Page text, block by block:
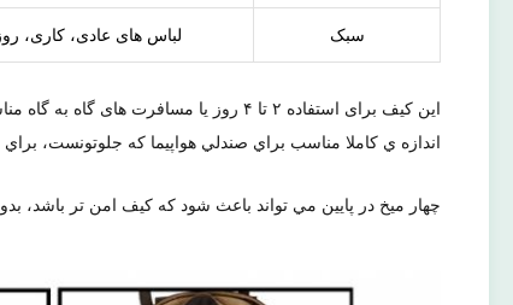
سبک لباس های عادی، کاری،
این کیف برای استفاده ۲ تا ۴ روز یا مسافرت های گاه به گاه مناسب است، طراحی منحصر به فرد آن را قادر می سازد تا به راحتی روی چمدان قرار گیرد.
اندازه ي کاملا مناسب براي صندلي هواپيما که جلوتونست،
چهار ميخ در پايين مي تواند باعث شود که کيف امن تر باشد،